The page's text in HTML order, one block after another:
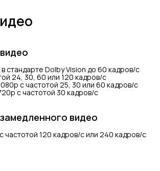
в стандарте Dolby Vision до 60 кадров/ с
24, 30, 60 или 120 кадров/ с
с частотой 25, 30 или 60 кадров/ с
с частотой 30 кадров/ с
видео
частотой 120 кадров/ с или 240 кадров/ с